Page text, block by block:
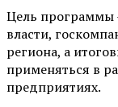
Цель программы
власти,
региона, а
применяться в
предприятиях.